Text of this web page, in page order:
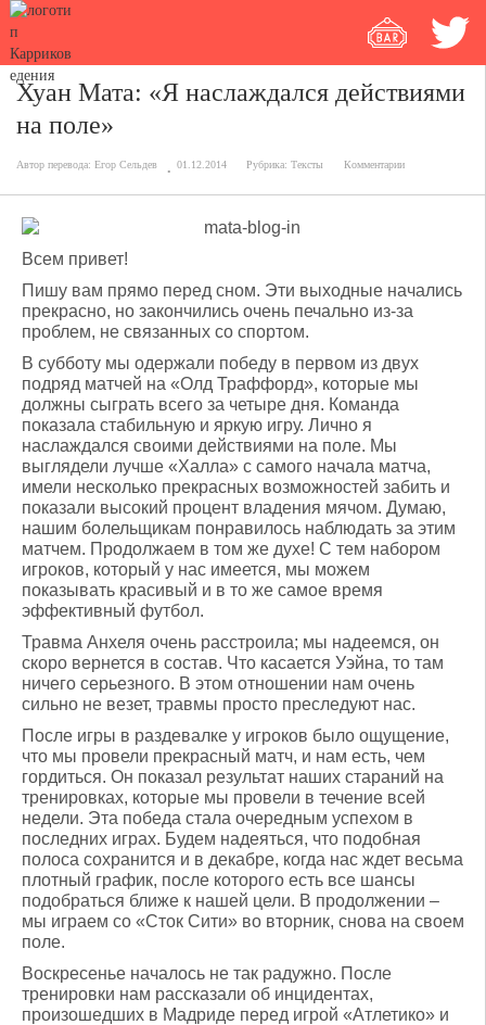
Хуан Мата: «Я наслаждался действиями
на поле»
Автор перевода: Егор Сельдев 01.12.2014 Рубрика: Тексты Комментарии
Всем привет!
Пишу вам прямо перед сном. Эти выходные начались
прекрасно, но закончились очень печально из-за
проблем, не связанных со спортом.
В субботу мы одержали победу в первом из двух
подряд матчей на «Олд Траффорд», которые мы
должны сыграть всего за четыре дня. Команда
показала стабильную и яркую игру. Лично я
наслаждался своими действиями на поле. Мы
выглядели лучше «Халла» с самого начала матча,
имели несколько прекрасных возможностей забить и
показали высокий процент владения мячом. Думаю,
нашим болельщикам понравилось наблюдать за этим
матчем. Продолжаем в том же духе! С тем набором
игроков, который у нас имеется, мы можем
показывать красивый и в то же самое время
эффективный футбол.
Травма Анхеля очень расстроила; мы надеемся, он
скоро вернется в состав. Что касается Уэйна, то там
ничего серьезного. В этом отношении нам очень
сильно не везет, травмы просто преследуют нас.
После игры в раздевалке у игроков было ощущение,
что мы провели прекрасный матч, и нам есть, чем
гордиться. Он показал результат наших стараний на
тренировках, которые мы провели в течение всей
недели. Эта победа стала очередным успехом в
последних играх. Будем надеяться, что подобная
полоса сохранится и в декабре, когда нас ждет весьма
плотный график, после которого есть все шансы
подобраться ближе к нашей цели. В продолжении –
мы играем со «Сток Сити» во вторник, снова на своем
поле.
Воскресенье началось не так радужно. После
тренировки нам рассказали об инцидентах,
произошедших в Мадриде перед игрой «Атлетико» и